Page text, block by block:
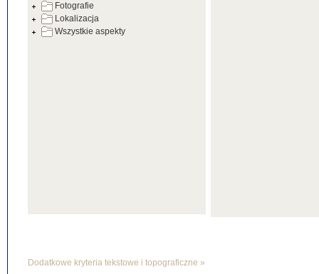
Kartoteka Zabytków
Fotografie
Lokalizacja
Wszystkie aspekty
Dodatkowe kryteria tekstowe i topograficzne »